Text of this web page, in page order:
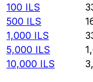
100 ILS
500 ILS
1,000 ILS
5,000 ILS
10,000 ILS